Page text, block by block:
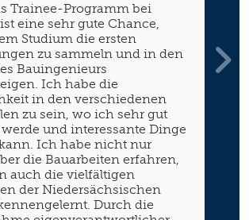
Trainee-Programm bei
eine sehr gute Chance,
Studium die ersten
zu sammeln und in den
Bauingenieurs
Ich habe die
in den verschiedenen
zu sein, wo ich sehr gut
und interessante Dinge
Ich habe nicht nur
die Bauarbeiten erfahren,
auch die vielfältigen
der Niedersächsischen
Durch die